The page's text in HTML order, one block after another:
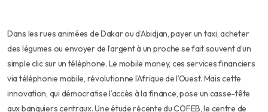
Dans les rues animées de Dakar ou d’Abidjan, payer un taxi, acheter
des légumes ou envoyer de l’argent à un proche se fait souvent d’un
simple clic sur un téléphone. Le mobile money, ces services financiers
via téléphonie mobile, révolutionne l’Afrique de l’Ouest. Mais cette
innovation, qui démocratise l’accès à la finance, pose un casse-tête
aux banquiers centraux. Une étude récente du COFEB, le centre de